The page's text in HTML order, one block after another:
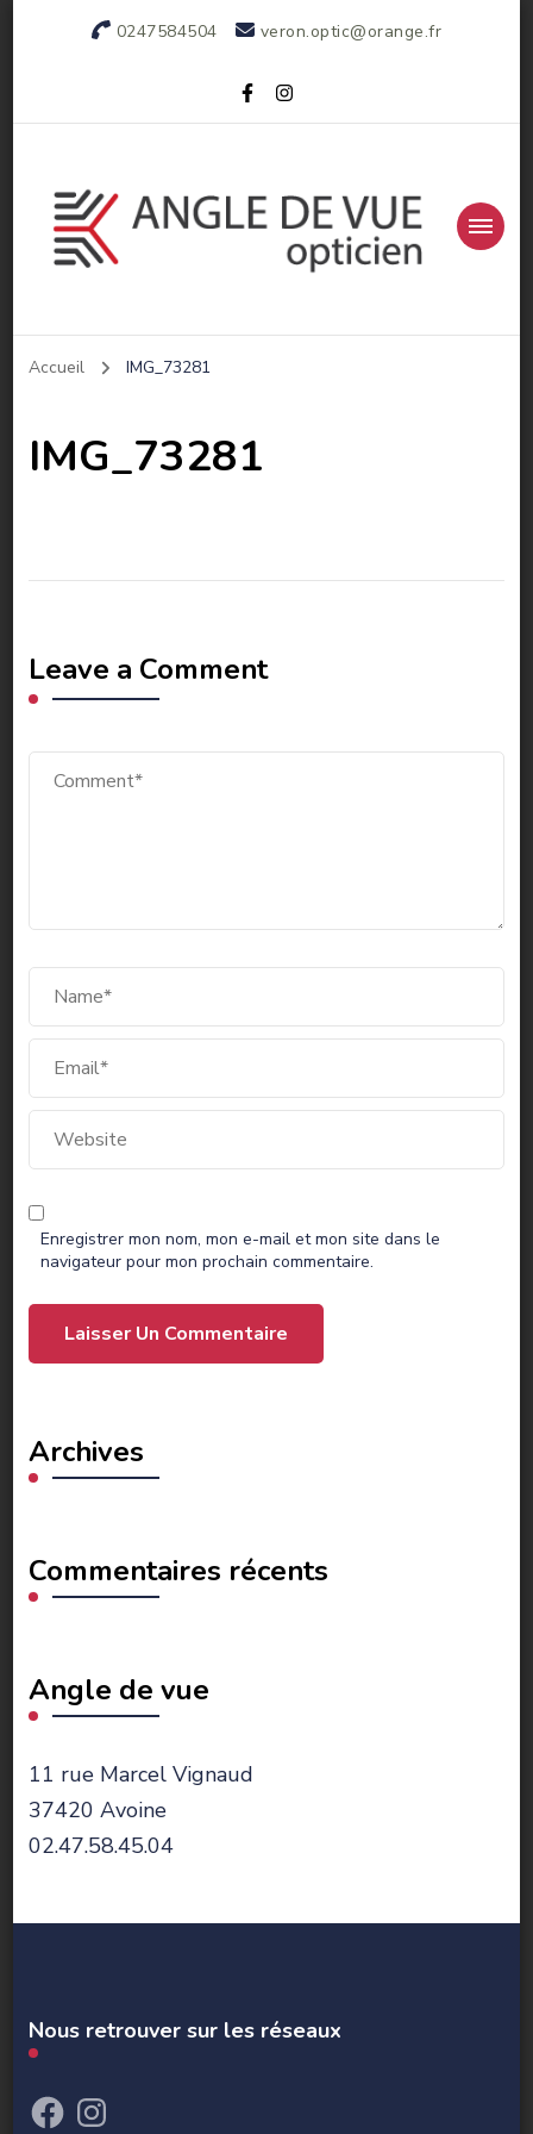
0247584504 veron.optic@orange.fr
Accueil IMG_73281
IMG_73281
Leave a Comment
Enregistrer mon nom, mon e-mail et mon site dans le
navigateur pour mon prochain commentaire.
Archives
Commentaires récents
Angle de vue
11 rue Marcel Vignaud
37420 Avoine
02.47.58.45.04
Nous retrouver sur les réseaux
FacebookInstagram